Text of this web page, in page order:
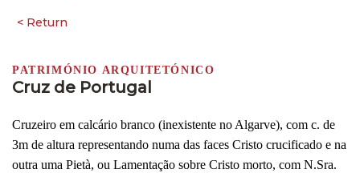
PATRIMÓNIO ARQUITETÓNICO
Cruz de Portugal
Cruzeiro em calcário branco (inexistente no Algarve), com c. de
3m de altura representando numa das faces Cristo crucificado e na
outra uma Pietà, ou Lamentação sobre Cristo morto, com N.Sra.